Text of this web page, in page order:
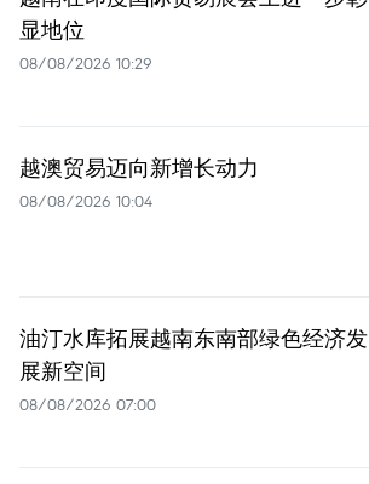
显地位
08/08/2026 10:29
越澳贸易迈向新增长动力
08/08/2026 10:04
油汀水库拓展越南东南部绿色经济发
展新空间
08/08/2026 07:00